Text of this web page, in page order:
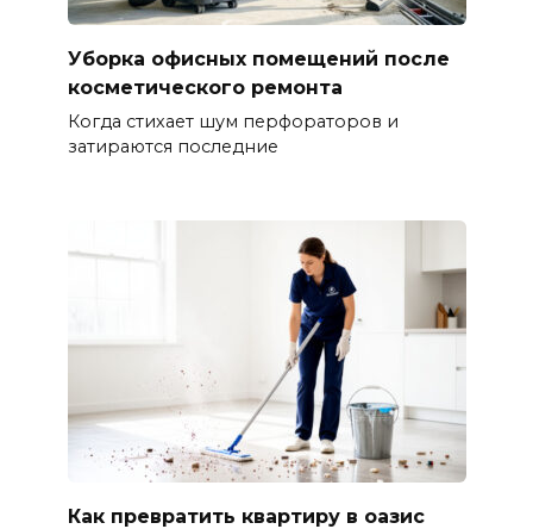
Уборка офисных помещений после
косметического ремонта
Когда стихает шум перфораторов и
затираются последние
Как превратить квартиру в оазис